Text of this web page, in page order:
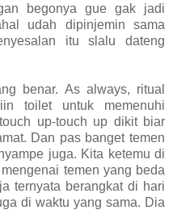
begonya gue gak jadi
udah dipinjemin sama
itu slalu dateng
benar. As always, ritual
toilet untuk memenuhi
up-touch up dikit biar
Dan pas banget temen
juga. Kita ketemu di
temen yang beda
ternyata berangkat di hari
di waktu yang sama. Dia